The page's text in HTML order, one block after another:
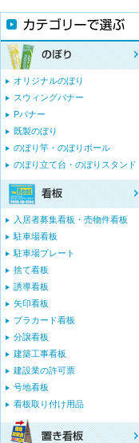
サイズ ：W910×H600mm
材料 ：アルミ合板3mm厚
オリジナルのぼり
スウィングバナー
Pバナー
既製のぼり
のぼり竿・のぼりポール
のぼり立て台・のぼりスタンド
入居者募集看板・売物件看板
駐車場看板
駐車場プレート
捨て看板
誘導看板
矢印看板
プラカード看板
分譲看板
建築工事看板
建設業の許可票
号地看板
看板取り付け用品